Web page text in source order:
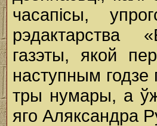
часапісы,
рэдактарства
газэты, якой
наступным
тры нумары, а
яго Аляксандра